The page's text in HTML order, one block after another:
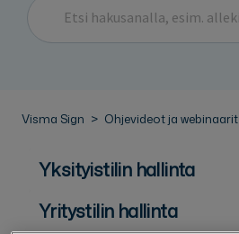
Visma Sign Ohjevideot ja webinaarit
Yksityistilin hallinta
Yritystilin hallinta